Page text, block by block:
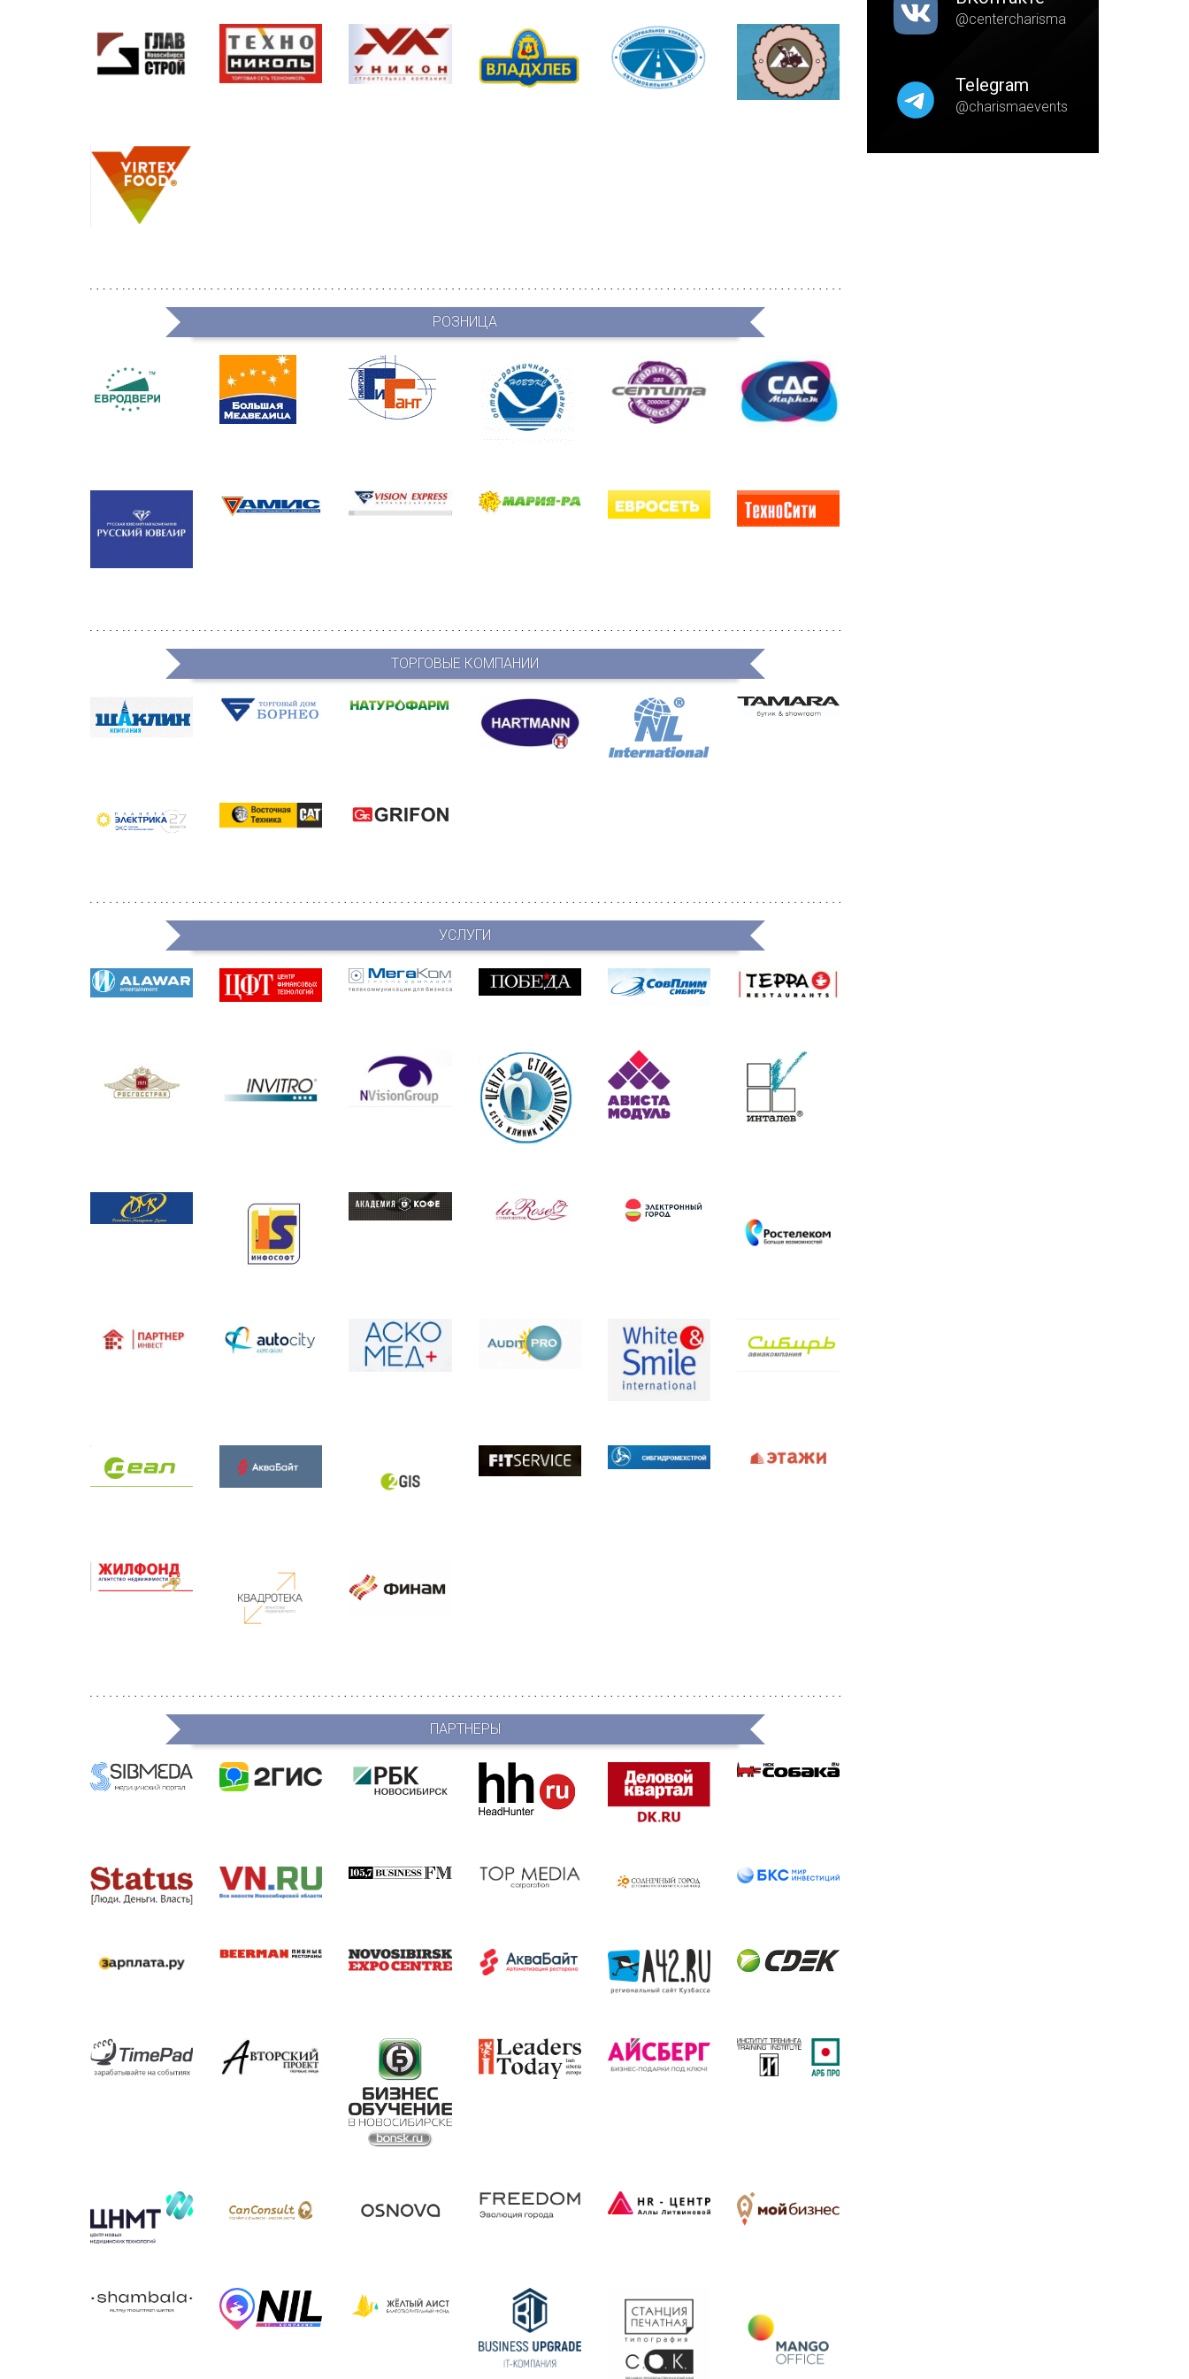
РОЗНИЦА
ТОРГОВЫЕ КОМПАНИИ
УСЛУГИ
ПАРТНЕРЫ
@centercharisma
Telegram
@charismaevents